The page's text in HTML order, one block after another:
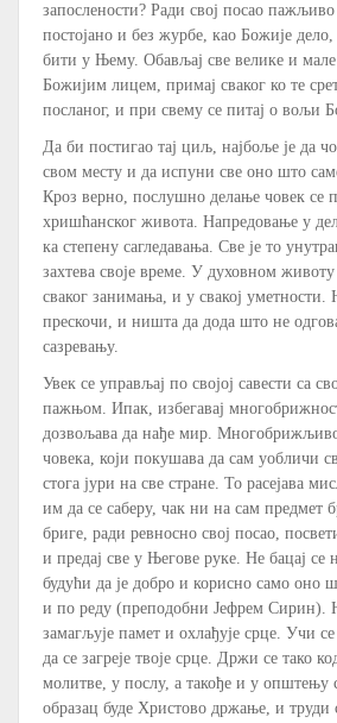
запослености? Ради свој посао
постојано и без журбе, као Божије
бити у Њему. Обављај све велике и мале
Божијим лицем, примај сваког ко те
посланог, и при свему се питај о вољи
Да би постигао тај циљ, најбоље је да
свом месту и да испуни све оно што
Кроз верно, послушно делање човек се
хришћанског живота. Напредовање у
ка степену сагледавања. Све је то
захтева своје време. У духовном животу
сваког занимања, и у свакој
прескочи, и ништа да дода што не
сазревању.
Увек се управљај по својој савести са
пажњом. Ипак, избегавај
дозвољава да нађе мир.
човека, који покушава да сам уобличи
стога јури на све стране. То расејава
им да се саберу, чак ни на сам предмет
бриге, ради ревносно свој посао,
и предај све у Његове руке. Не бацај се
будући да је добро и корисно само оно
и по реду (преподобни Јефрем Сирин).
замагљује памет и охлађује срце. Учи
да се загреје твоје срце. Држи се тако
молитве, у послу, а такође и у општењу
образац буде Христово држање, и